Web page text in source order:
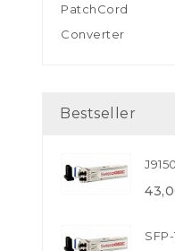
PatchCord
Converter
Bestseller